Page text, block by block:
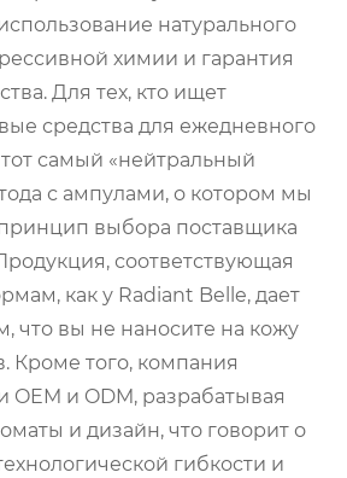
натурального
химии и гарантия
Для тех, кто ищет
средства для ежедневного
самый «нейтральный
с ампулами, о котором мы
выбора поставщика
соответствующая
как у Radiant Belle, дает
что вы не наносите на кожу
Кроме того, компания
OEM и ODM, разрабатывая
и дизайн, что говорит о
гибкости и